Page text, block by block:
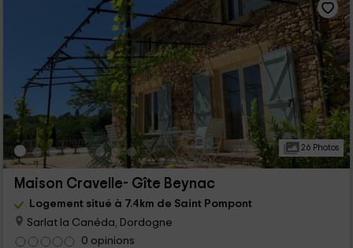
26 Photos
Maison Cravelle- Gîte Beynac
Logement situé à 7.4km de Saint Pompont
Sarlat la Canéda, Dordogne
0 opinions